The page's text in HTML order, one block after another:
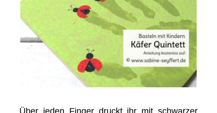
Über jeden Finger druckt ihr mit schwarzer